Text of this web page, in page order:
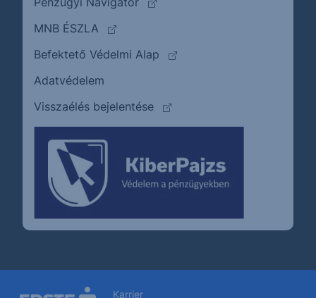
MNB ÉSZLA
(külső oldalra ugrik)
Befektető Védelmi Alap
(külső oldalra ugrik)
Adatvédelem
Visszaélés bejelentése
(külső oldalra ugrik)
Karrier